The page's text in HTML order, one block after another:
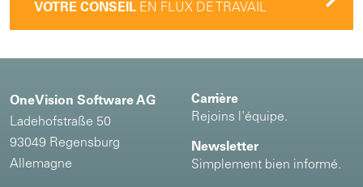
VOTRE CONSEIL EN FLUX DE TRAVAIL
OneVision Software AG
Ladehofstraße 50
93049 Regensburg
Allemagne
Carrière
Rejoins l'équipe.
Newsletter
Simplement bien informé.